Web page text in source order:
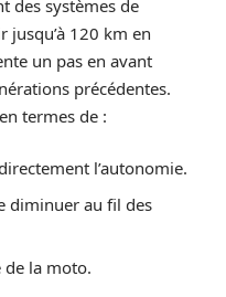
des systèmes de
120 km en
un pas en avant
précédentes.
termes de :
l’autonomie.
diminuer au fil des
la moto.